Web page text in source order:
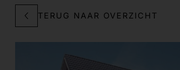
TERUG NAAR OVERZICHT